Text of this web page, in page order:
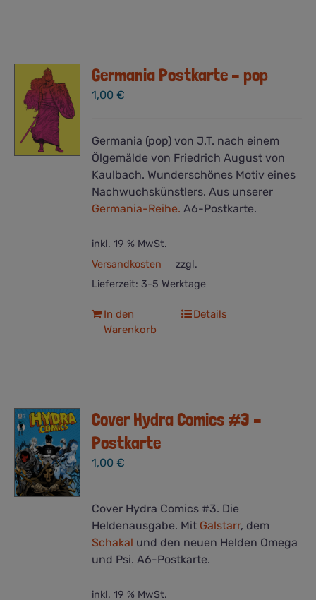
Germania Postkarte – pop
1,00€
Germania (pop) von J.T. nach einem
Ölgemälde von Friedrich August von
Kaulbach. Wunderschönes Motiv eines
Nachwuchskünstlers. Aus unserer
Germania-Reihe. A6-Postkarte.
inkl. 19 % MwSt.
zzgl.
Versandkosten
Lieferzeit: 3-5 Werktage
In den
Warenkorb
Details
Cover Hydra Comics #3 –
Postkarte
1,00€
Cover Hydra Comics #3. Die
Heldenausgabe. Mit Galstarr, dem
Schakal und den neuen Helden Omega
und Psi. A6-Postkarte.
inkl. 19 % MwSt.